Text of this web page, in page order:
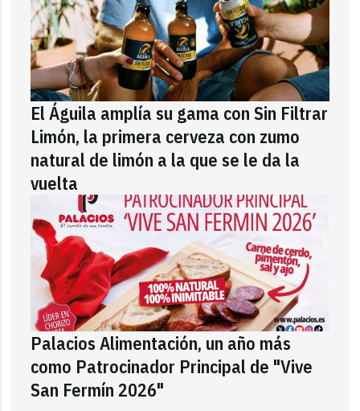
El Águila amplía su gama con Sin Filtrar
Limón, la primera cerveza con zumo
natural de limón a la que se le da la
vuelta
Palacios Alimentación, un año más
como Patrocinador Principal de "Vive
San Fermín 2026"